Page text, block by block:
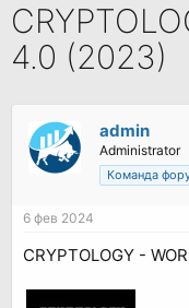
4.0 (2023)
admin
Administrator
Команда
6 фев 2024
CRYPTOLOGY -